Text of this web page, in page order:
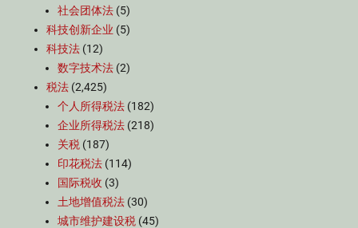
社会团体法 (5)
科技创新企业 (5)
科技法 (12)
数字技术法 (2)
税法 (2,425)
个人所得税法 (182)
企业所得税法 (218)
关税 (187)
印花税法 (114)
国际税收 (3)
土地增值税法 (30)
城市维护建设税 (45)